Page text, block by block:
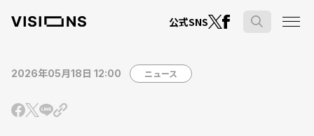
公式SNS
2026年05月18日 12:00 ニュース